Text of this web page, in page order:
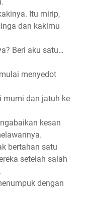
Itu mirip,
dan kakimu
Beri aku satu…
menyedot
mumi dan jatuh ke
kesan
bertahan satu
setelah salah
dengan